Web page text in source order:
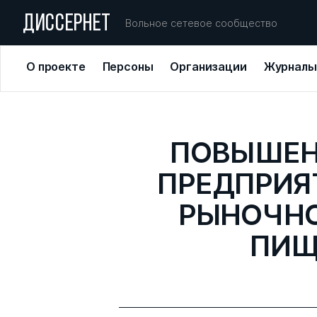
ДИССЕРНЕТ Вольное сетевое сообщество
О проекте Персоны Организации Журналы